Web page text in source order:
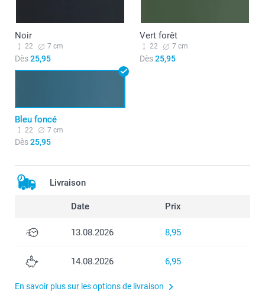
Noir
22 7 cm
Dès25,95
Vert forêt
22 7 cm
Dès25,95
Bleu foncé
22 7 cm
Dès25,95
Livraison
Date Prix
13.08.2026 8,95
14.08.2026 6,95
En savoir plus sur les options de livraison